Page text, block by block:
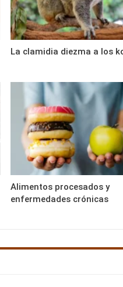
La clamidia diezma a los
Alimentos procesados y
enfermedades crónicas